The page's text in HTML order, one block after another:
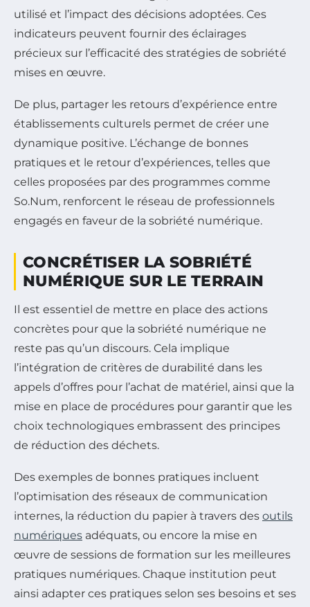
utilisé et l’impact des décisions adoptées. Ces
indicateurs peuvent fournir des éclairages
précieux sur l’efficacité des stratégies de sobriété
mises en œuvre.
De plus, partager les retours d’expérience entre
établissements culturels permet de créer une
dynamique positive. L’échange de bonnes
pratiques et le retour d’expériences, telles que
celles proposées par des programmes comme
So.Num, renforcent le réseau de professionnels
engagés en faveur de la sobriété numérique.
CONCRÉTISER LA SOBRIÉTÉ
NUMÉRIQUE SUR LE TERRAIN
Il est essentiel de mettre en place des actions
concrètes pour que la sobriété numérique ne
reste pas qu’un discours. Cela implique
l’intégration de critères de durabilité dans les
appels d’offres pour l’achat de matériel, ainsi que la
mise en place de procédures pour garantir que les
choix technologiques embrassent des principes
de réduction des déchets.
Des exemples de bonnes pratiques incluent
l’optimisation des réseaux de communication
internes, la réduction du papier à travers des outils
numériques adéquats, ou encore la mise en
œuvre de sessions de formation sur les meilleures
pratiques numériques. Chaque institution peut
ainsi adapter ces pratiques selon ses besoins et ses